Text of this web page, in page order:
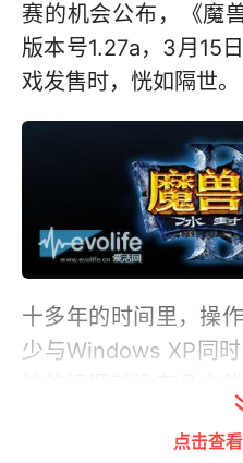
赛的机会公布，《魔
版本号1.27a，3月15
戏发售时，恍如隔世。
十多年的时间里，操
少与Windows XP同
的环境下完美工作的
霸》、《暗黑破坏神
点击查